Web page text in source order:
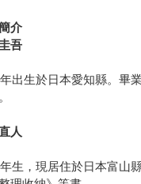
介
吾
出生於日本愛知縣。畢
人
生，現居住於日本富山